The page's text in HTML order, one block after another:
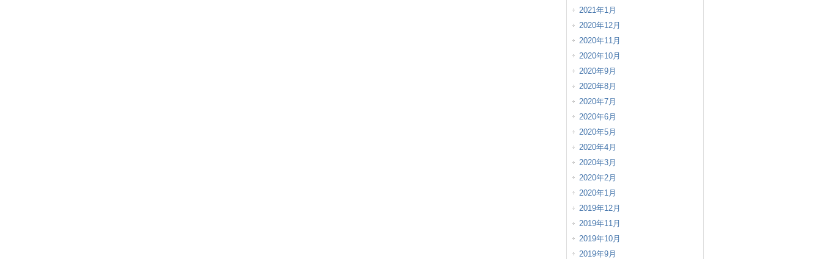
2021年1月
2020年12月
2020年11月
2020年10月
2020年9月
2020年8月
2020年7月
2020年6月
2020年5月
2020年4月
2020年3月
2020年2月
2020年1月
2019年12月
2019年11月
2019年10月
2019年9月